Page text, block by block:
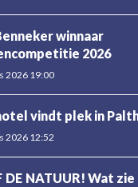
winnaar
2026
2026 19:00
vindt plek in
2026 12:52
DE NATUUR! Wat